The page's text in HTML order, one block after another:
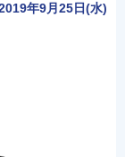
年9月25日(水)